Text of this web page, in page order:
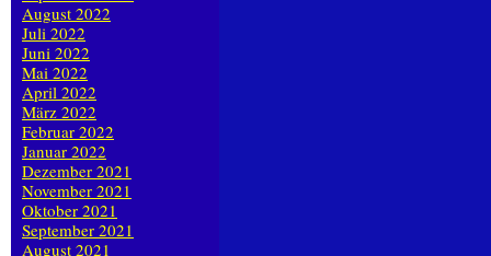
August 2022
Juli 2022
Juni 2022
Mai 2022
April 2022
März 2022
Februar 2022
Januar 2022
Dezember 2021
November 2021
Oktober 2021
September 2021
August 2021